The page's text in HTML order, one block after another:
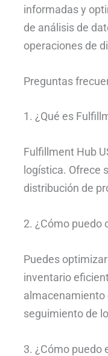
informadas y
de análisis de
operaciones de
Preguntas
1. ¿Qué es
Fulfillment Hub
logística. Ofrece
distribución de
2. ¿Cómo puedo
Puedes
inventario
almacenamiento
seguimiento de
3. ¿Cómo puedo